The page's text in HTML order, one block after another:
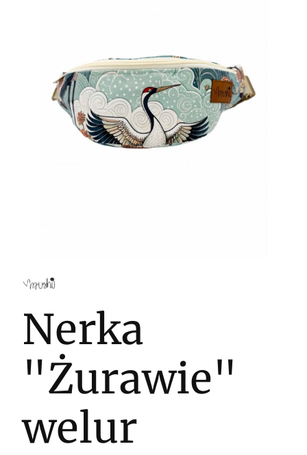
Nerka
"Żurawie"
welur